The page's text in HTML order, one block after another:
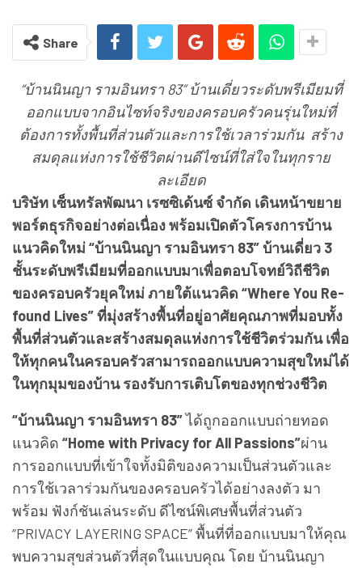
Share
“บ้านนินญา รามอินทรา 83” บ้านเดี่ยวระดับพรีเมียมที่
ออกแบบจากอินไซท์จริงของครอบครัวคนรุ่นใหม่ที่
ต้องการทั้งพื้นที่ส่วนตัวและการใช้เวลาร่วมกัน สร้าง
สมดุลแห่งการใช้ชีวิตผ่านดีไซน์ที่ใส่ใจในทุกราย
ละเอียด
บริษัท เซ็นทรัลพัฒนา เรซซิเด้นซ์ จำกัด เดินหน้าขยาย
พอร์ตธุรกิจอย่างต่อเนื่อง พร้อมเปิดตัวโครงการบ้าน
แนวคิดใหม่ “บ้านนินญา รามอินทรา 83” บ้านเดี่ยว 3
ชั้นระดับพรีเมียมที่ออกแบบมาเพื่อตอบโจทย์วิถีชีวิต
ของครอบครัวยุคใหม่ ภายใต้แนวคิด “Where You Re-
found Lives” ที่มุ่งสร้างพื้นที่อยู่อาศัยคุณภาพที่มอบทั้ง
พื้นที่ส่วนตัวและสร้างสมดุลแห่งการใช้ชีวิตร่วมกัน เพื่อ
ให้ทุกคนในครอบครัวสามารถออกแบบความสุขใหม่ได้
ในทุกมุมของบ้าน รองรับการเติบโตของทุกช่วงชีวิต
“บ้านนินญา รามอินทรา 83”ได้ถูกออกแบบถ่ายทอด
แนวคิด “Home with Privacy for All Passions”ผ่าน
การออกแบบที่เข้าใจทั้งมิติของความเป็นส่วนตัวและ
การใช้เวลาร่วมกันของครอบครัวได้อย่างลงตัว มา
พร้อม ฟังก์ชันเล่นระดับ ดีไซน์พิเศษพื้นที่ส่วนตัว
“PRIVACY LAYERING SPACE” พื้นที่ที่ออกแบบมาให้คุณ
พบความสุขส่วนตัวที่สุดในแบบคุณ โดย บ้านนินญา